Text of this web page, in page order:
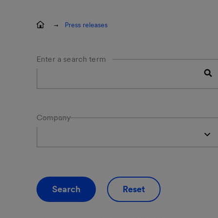
Press releases
Enter a search term
Company
Search Reset